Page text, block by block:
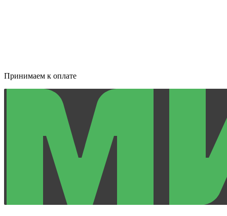
Принимаем к оплате